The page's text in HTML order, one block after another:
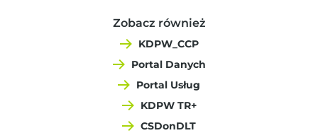
Zobacz również
KDPW_CCP
Portal Danych
Portal Usług
KDPW TR+
CSDonDLT